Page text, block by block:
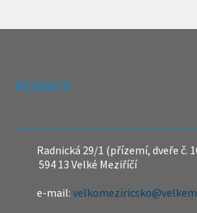
REDAKCE
Radnická 29/1 (přízemí, dveře č.
594 13 Velké Meziříčí
e-mail: